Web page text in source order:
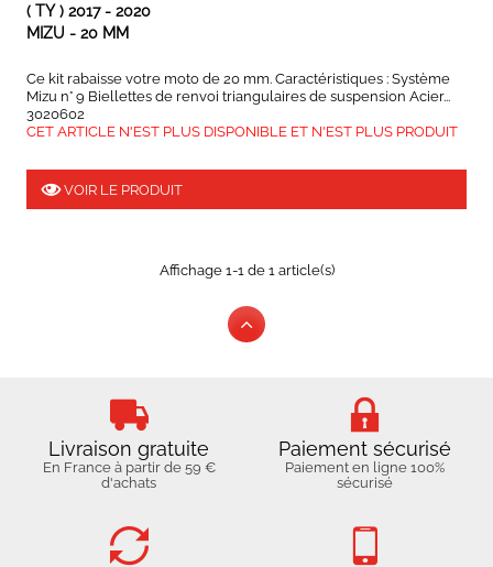
( TY ) 2017 - 2020
MIZU - 20 MM
Ce kit rabaisse votre moto de 20 mm. Caractéristiques : Système
Mizu n° 9 Biellettes de renvoi triangulaires de suspension Acier...
3020602
CET ARTICLE N'EST PLUS DISPONIBLE ET N'EST PLUS PRODUIT
VOIR LE PRODUIT
Affichage 1-1 de 1 article(s)
Livraison gratuite
En France à partir de 59 €
d'achats
Paiement sécurisé
Paiement en ligne 100%
sécurisé